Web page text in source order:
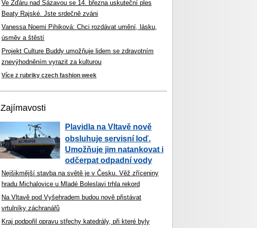
Ve Žďáru nad Sázavou se 14. března uskuteční ples
Beaty Rajské. Jste srdečně zváni
Vanessa Noemi Pihiková: Chci rozdávat umění, lásku,
úsměv a štěstí
Projekt Culture Buddy umožňuje lidem se zdravotním
znevýhodněním vyrazit za kulturou
Více z rubriky czech fashion week
Zajímavosti
Plavidla na Vltavě nově
obsluhuje servisní loď.
Umožňuje jim natankovat i
odčerpat odpadní vody
Nejšikmější stavba na světě je v Česku. Věž zříceniny
hradu Michalovice u Mladé Boleslavi trhla rekord
Na Vltavě pod Vyšehradem budou nově přistávat
vrtulníky záchranářů
Kraj podpořil opravu střechy katedrály, při které byly